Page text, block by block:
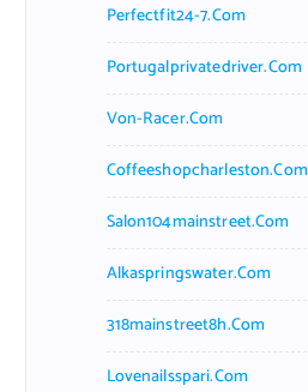
Perfectfit24-7.com
Portugalprivatedriver.com
Von-Racer.com
Coffeeshopcharleston.com
Salon104mainstreet.com
Alkaspringswater.com
318mainstreet8h.com
Lovenailsspari.com